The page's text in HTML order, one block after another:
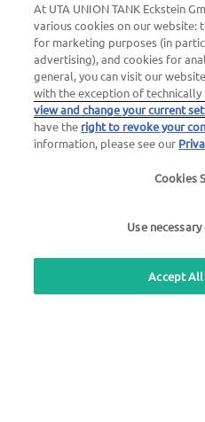
24h kaardi
At UTA UNION TANK Eckstein
various cookies on our website:
for marketing purposes (in
advertising), and cookies for
general, you can visit our
with the exception of technically
view and change your current
have the right to revoke your
information, please see our
Cookies
Use
Accept